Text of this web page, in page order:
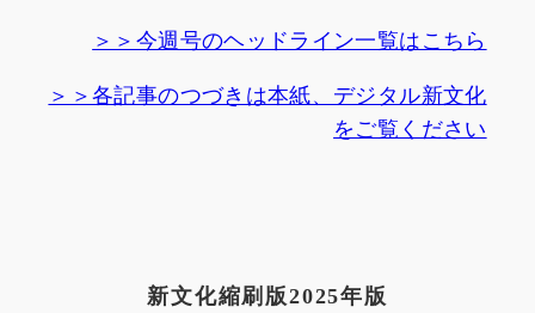
＞＞今週号のヘッドライン一覧はこちら
＞＞各記事のつづきは本紙、デジタル新文化
をご覧ください
新文化縮刷版2025年版